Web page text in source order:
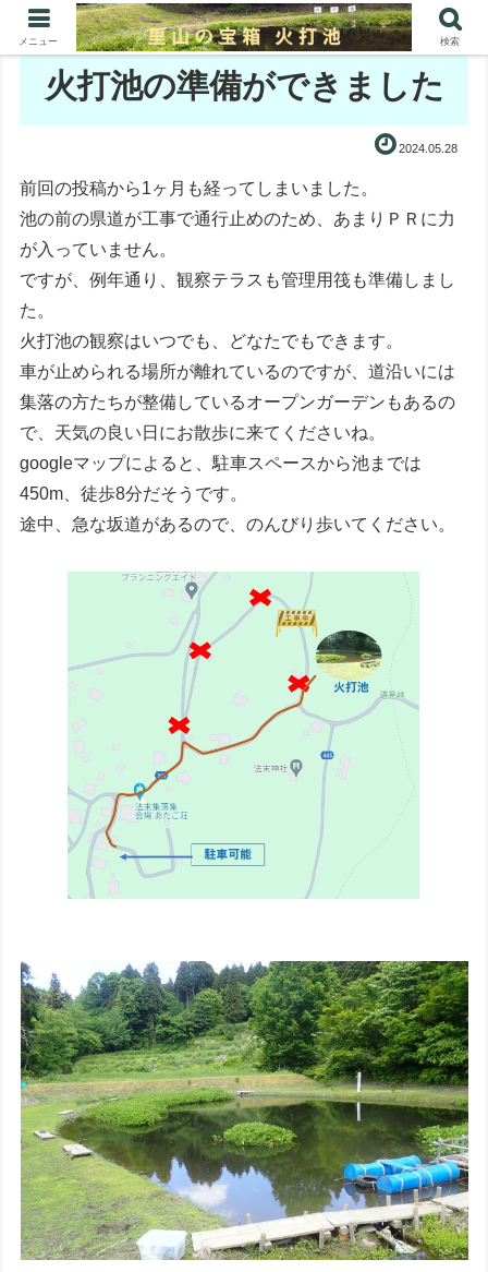
火打池の準備ができました
2024.05.28
前回の投稿から1ヶ月も経ってしまいました。
池の前の県道が工事で通行止めのため、あまりＰＲに力
が入っていません。
ですが、例年通り、観察テラスも管理用筏も準備しまし
た。
火打池の観察はいつでも、どなたでもできます。
車が止められる場所が離れているのですが、道沿いには
集落の方たちが整備しているオープンガーデンもあるの
で、天気の良い日にお散歩に来てくださいね。
googleマップによると、駐車スペースから池までは
450m、徒歩8分だそうです。
途中、急な坂道があるので、のんびり歩いてください。
メニュー 検索